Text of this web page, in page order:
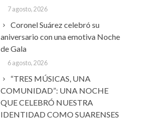
7 agosto, 2026
Coronel Suárez celebró su
aniversario con una emotiva Noche
de Gala
6 agosto, 2026
“TRES MÚSICAS, UNA
COMUNIDAD”: UNA NOCHE
QUE CELEBRÓ NUESTRA
IDENTIDAD COMO SUARENSES